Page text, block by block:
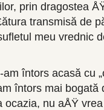
prin dragostea
transmisă de
meu vrednic
întors acasă cu
întors mai bogată
nu aÅŸ